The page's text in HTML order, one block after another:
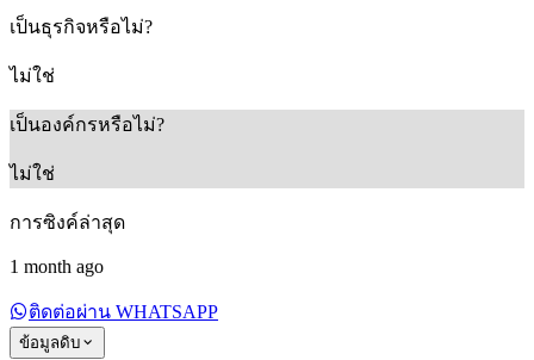
เป็นธุรกิจหรือไม่?
ไม่ใช่
เป็นองค์กรหรือไม่?
ไม่ใช่
การซิงค์ล่าสุด
1 month ago
ติดต่อผ่าน WHATSAPP
ข้อมูลดิบ